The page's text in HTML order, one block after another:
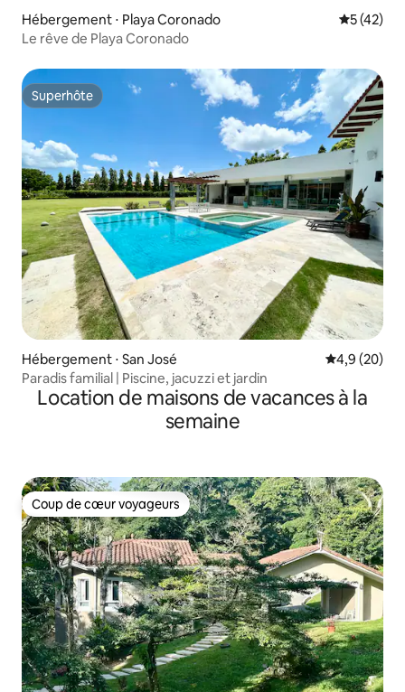
Hébergement ⋅ Playa Coronado
5 (42)
Le rêve de Playa Coronado
Superhôte
Superhôte
Hébergement ⋅ San José Évaluation
4,9 (20)
Paradis familial | Piscine, jacuzzi et jardin
Location de maisons de vacances à la
semaine
Coup de cœur voyageurs
Coup de cœur voyageurs